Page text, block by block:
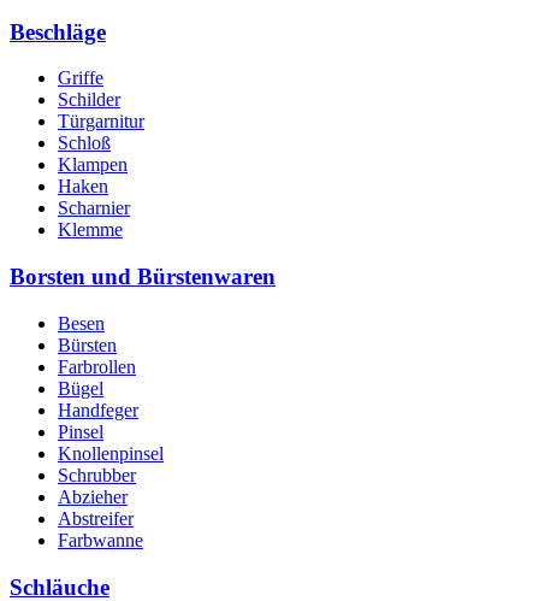
Beschläge
Griffe
Schilder
Türgarnitur
Schloß
Klampen
Haken
Scharnier
Klemme
Borsten und Bürstenwaren
Besen
Bürsten
Farbrollen
Bügel
Handfeger
Pinsel
Knollenpinsel
Schrubber
Abzieher
Abstreifer
Farbwanne
Schläuche